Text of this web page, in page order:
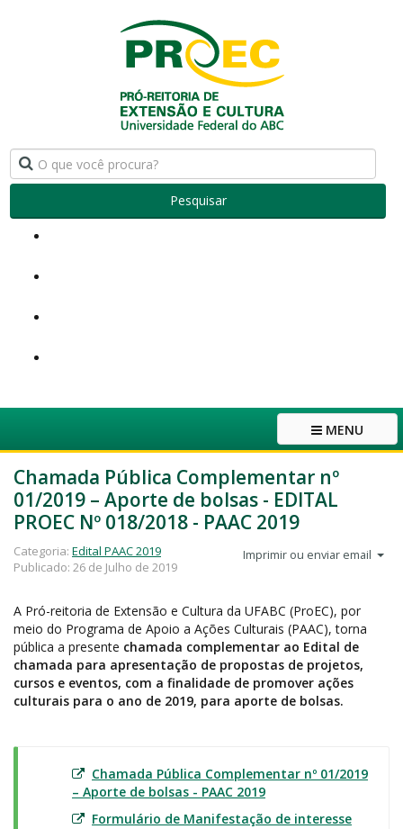
Pesquisar
MENU
Chamada Pública Complementar nº
01/2019 – Aporte de bolsas - EDITAL
PROEC Nº 018/2018 - PAAC 2019
Imprimir ou enviar email
Categoria: Edital PAAC 2019
Publicado: 26 de Julho de 2019
A Pró-reitoria de Extensão e Cultura da UFABC (ProEC), por
meio do Programa de Apoio a Ações Culturais (PAAC), torna
pública a presente chamada complementar ao Edital de
chamada para apresentação de propostas de projetos,
cursos e eventos, com a finalidade de promover ações
culturais para o ano de 2019, para aporte de bolsas.
Chamada Pública Complementar nº 01/2019
– Aporte de bolsas - PAAC 2019
Formulário de Manifestação de interesse